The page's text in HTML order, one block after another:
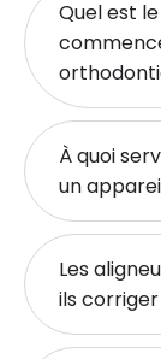
Quel est
À quoi
un
Les
ils